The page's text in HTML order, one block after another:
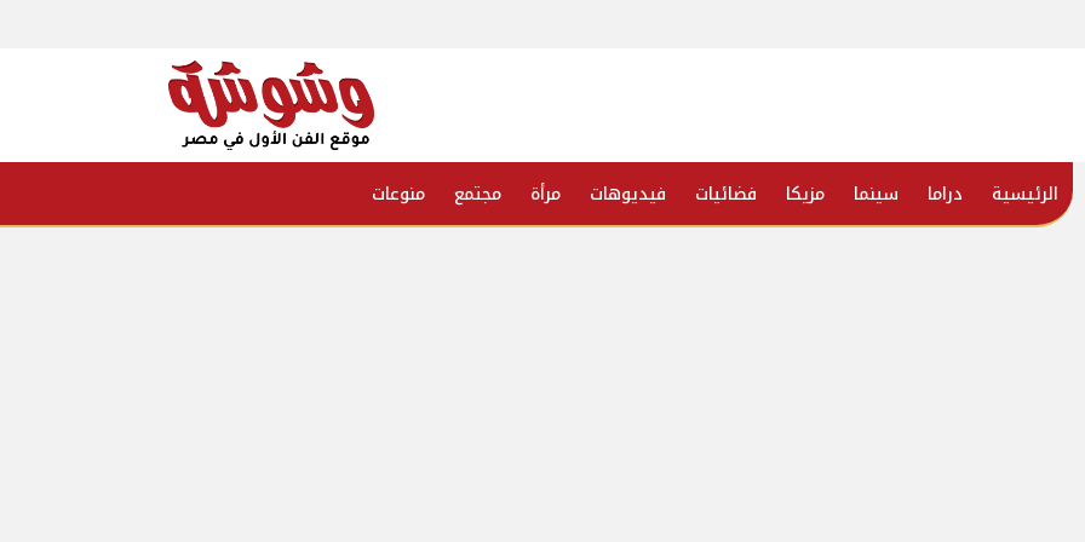
الرئيسية دراما سينما مزيكا فضائيات فيديوهات مرأة مجتمع منوعات